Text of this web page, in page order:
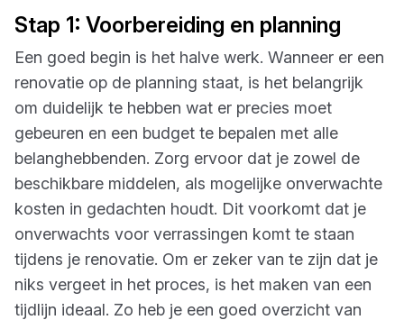
Stap 1: Voorbereiding en planning
Een goed begin is het halve werk. Wanneer er een
renovatie op de planning staat, is het belangrijk
om duidelijk te hebben wat er precies moet
gebeuren en een budget te bepalen met alle
belanghebbenden. Zorg ervoor dat je zowel de
beschikbare middelen, als mogelijke onverwachte
kosten in gedachten houdt. Dit voorkomt dat je
onverwachts voor verrassingen komt te staan
tijdens je renovatie. Om er zeker van te zijn dat je
niks vergeet in het proces, is het maken van een
tijdlijn ideaal. Zo heb je een goed overzicht van